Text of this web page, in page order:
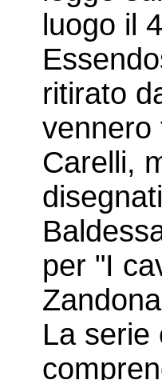
luogo il
ritirato
vennero
Carelli,
per "I
La serie